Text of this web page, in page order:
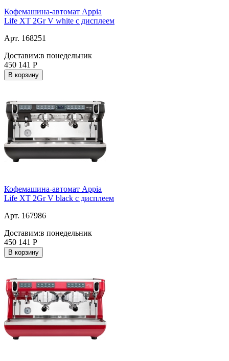
Кофемашина-автомат Appia
Life XT 2Gr V white с дисплеем
Арт. 168251
Доставим:в понедельник
450 141 Р
В корзину
Кофемашина-автомат Appia
Life XT 2Gr V black с дисплеем
Арт. 167986
Доставим:в понедельник
450 141 Р
В корзину